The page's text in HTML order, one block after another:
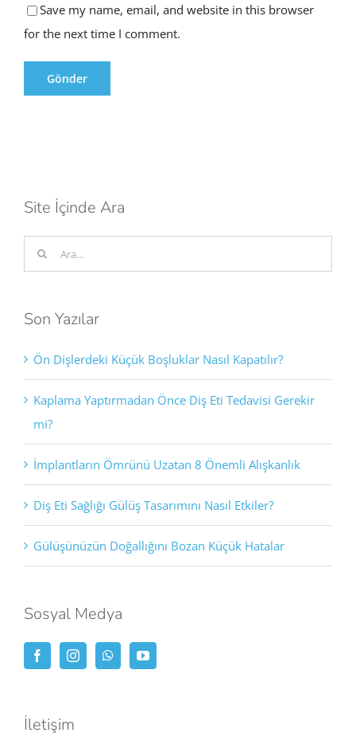
Save my name, email, and website in this browser
for the next time I comment.
Site İçinde Ara
Ara:
Son Yazılar
Ön Dişlerdeki Küçük Boşluklar Nasıl Kapatılır?
Kaplama Yaptırmadan Önce Diş Eti Tedavisi Gerekir
mi?
İmplantların Ömrünü Uzatan 8 Önemli Alışkanlık
Diş Eti Sağlığı Gülüş Tasarımını Nasıl Etkiler?
Gülüşünüzün Doğallığını Bozan Küçük Hatalar
Sosyal Medya
İletişim